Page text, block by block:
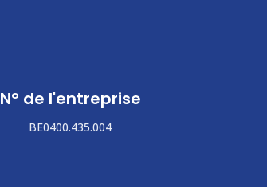
N° de l'entreprise
BE0400.435.004